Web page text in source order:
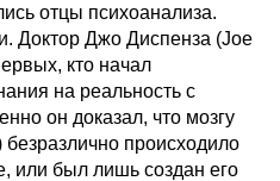
отцы психоанализа.
Доктор Джо Диспенза (Joe
кто начал
на реальность с
он доказал, что мозгу
происходило
или был лишь создан его